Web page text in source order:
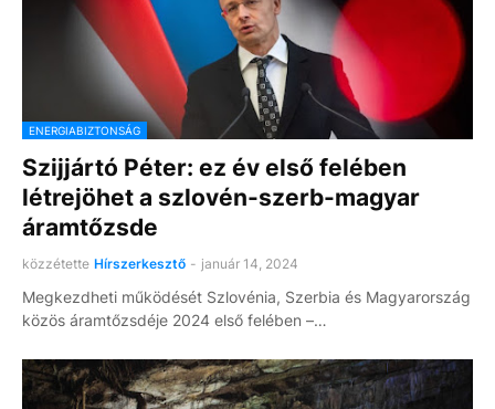
ENERGIABIZTONSÁG
Szijjártó Péter: ez év első felében
létrejöhet a szlovén-szerb-magyar
áramtőzsde
közzétette Hírszerkesztő - január 14, 2024
Megkezdheti működését Szlovénia, Szerbia és Magyarország
közös áramtőzsdéje 2024 első felében –…